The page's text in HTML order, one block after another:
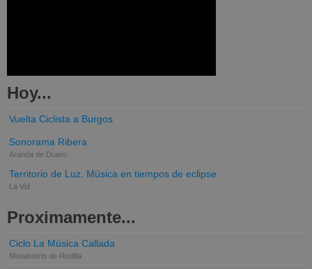
Hoy...
Vuelta Ciclista a Burgos
Sonorama Ribera
Aranda de Duero
Territorio de Luz. Música en tiempos de eclipse
La Vid
Proximamente...
Ciclo La Música Callada
Monasterio de Rodilla